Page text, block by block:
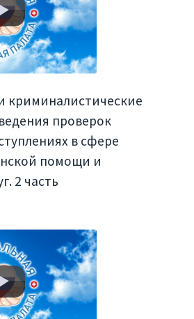
криминалистические
проверок
в сфере
помощи и
2 часть